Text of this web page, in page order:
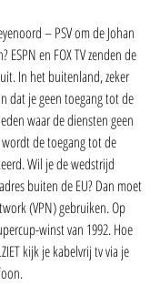
– PSV om de Johan
ESPN en FOX TV zenden de
In het buitenland, zeker
dat je geen toegang tot de
waar de diensten geen
de toegang tot de
Wil je de wedstrijd
buiten de EU? Dan moet
(VPN) gebruiken. Op
winst van 1992. Hoe
kijk je kabelvrij tv via je